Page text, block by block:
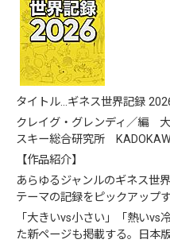
タイトル…ギネス世界記録
クレイグ・グレンディ／編
スキー総合研究所
【作品紹介】
あらゆるジャンルのギネス世
テーマの記録をピックアップす
「大きいvs小さい」「熱いvs
た新ページも掲載する。日本